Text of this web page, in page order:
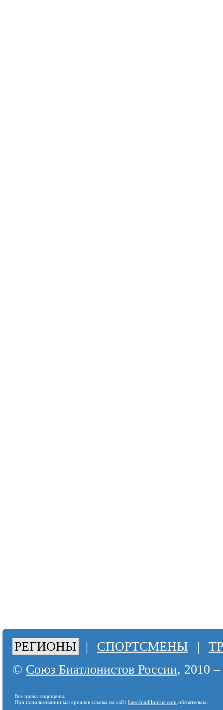
РЕГИОНЫ | СПОРТСМЕНЫ |
© Союз Биатлонистов России, 2010
Все права защищены.
При использовании материалов ссылка на сайт base.biathlonrus.com обязательна.